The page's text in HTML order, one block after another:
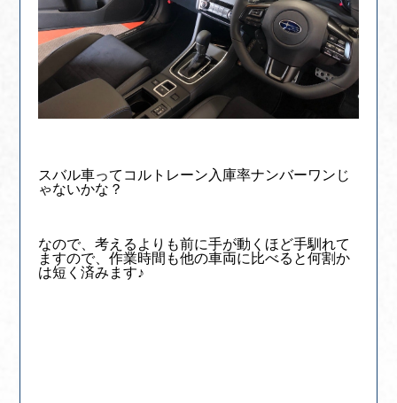
スバル車ってコルトレーン入庫率ナンバーワンじ
ゃないかな？
なので、考えるよりも前に手が動くほど手馴れて
ますので、作業時間も他の車両に比べると何割か
は短く済みます♪